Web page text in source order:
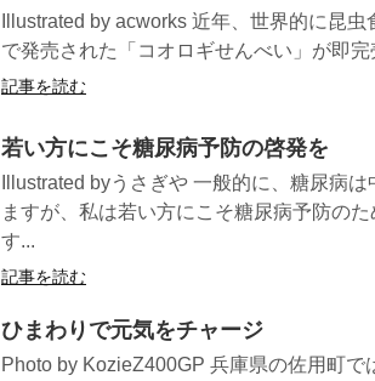
Illustrated by acworks 近年、世界的に昆
で発売された「コオロギせんべい」が即
記事を読む
若い方にこそ糖尿病予防の啓発を
Illustrated byうさぎや 一般的に、糖尿病
ますが、私は若い方にこそ糖尿病予防の
す...
記事を読む
ひまわりで元気をチャージ
Photo by KozieZ400GP 兵庫県の佐用町